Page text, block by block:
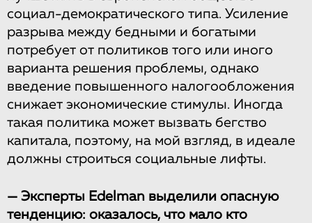
социал-демократического типа. Усиление
разрыва между бедными и богатыми
потребует от политиков того или иного
варианта решения проблемы, однако
введение повышенного налогообложения
снижает экономические стимулы. Иногда
такая политика может вызвать бегство
капитала, поэтому, на мой взгляд, в идеале
должны строиться социальные лифты.
— Эксперты Edelman выделили опасную
тенденцию: оказалось, что мало кто